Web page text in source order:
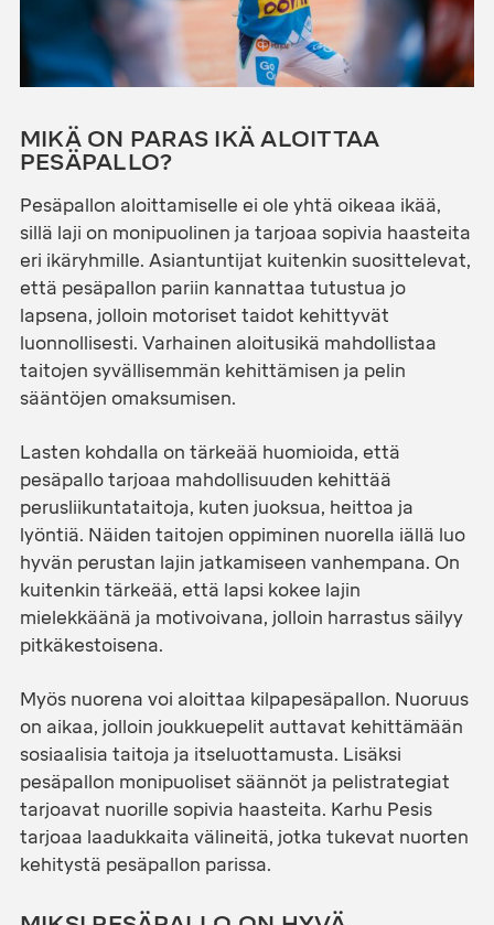
MIKÄ ON PARAS IKÄ ALOITTAA
PESÄPALLO?
Pesäpallon aloittamiselle ei ole yhtä oikeaa ikää,
sillä laji on monipuolinen ja tarjoaa sopivia haasteita
eri ikäryhmille. Asiantuntijat kuitenkin suosittelevat,
että pesäpallon pariin kannattaa tutustua jo
lapsena, jolloin motoriset taidot kehittyvät
luonnollisesti. Varhainen aloitusikä mahdollistaa
taitojen syvällisemmän kehittämisen ja pelin
sääntöjen omaksumisen.
Lasten kohdalla on tärkeää huomioida, että
pesäpallo tarjoaa mahdollisuuden kehittää
perusliikuntataitoja, kuten juoksua, heittoa ja
lyöntiä. Näiden taitojen oppiminen nuorella iällä luo
hyvän perustan lajin jatkamiseen vanhempana. On
kuitenkin tärkeää, että lapsi kokee lajin
mielekkäänä ja motivoivana, jolloin harrastus säilyy
pitkäkestoisena.
Myös nuorena voi aloittaa kilpapesäpallon. Nuoruus
on aikaa, jolloin joukkuepelit auttavat kehittämään
sosiaalisia taitoja ja itseluottamusta. Lisäksi
pesäpallon monipuoliset säännöt ja pelistrategiat
tarjoavat nuorille sopivia haasteita. Karhu Pesis
tarjoaa laadukkaita välineitä, jotka tukevat nuorten
kehitystä pesäpallon parissa.